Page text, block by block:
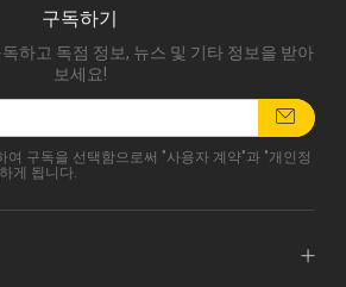
구독하기
하고 독점 정보, 뉴스 및 기타 정보을 받아
보세요!
여 구독을 선택함으로써 "사용자 계약"과 "개인정
게 됩니다.